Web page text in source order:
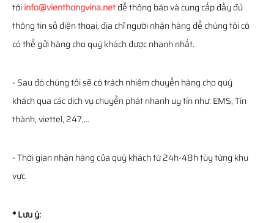
tớiinfo@vienthongvina.netđể thông báo và cung cấp đầy đủ
thông tin số điện thoại, địa chỉ người nhận hàng để chúng tôi có
có thể gửi hàng cho quý khách được nhanh nhất.
- Sau đó chúng tôi sẽ có trách nhiệm chuyển hàng cho quý
khách qua các dịch vụ chuyển phát nhanh uy tín như: EMS, Tín
thành, viettel, 247,...
- Thời gian nhận hàng của quý khách từ 24h-48h tùy từng khu
vực.
* Lưu ý: